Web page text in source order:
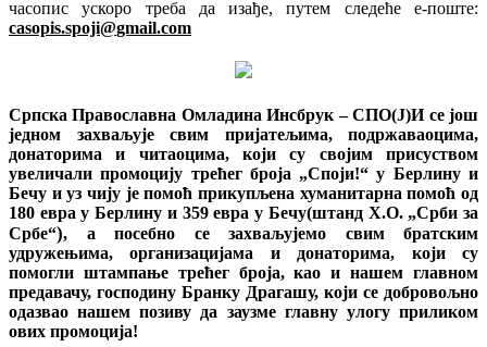
часопис ускоро треба да изађе, путем следеће е-поште:
casopis.spoji@gmail.com
Српска Православна Омладина Инсбрук – СПО(Ј)И се још
једном захваљује свим пријатељима, подржаваоцима,
донаторима и читаоцима, који су својим присуством
увеличали промоцију трећег броја „Споји!“ у Берлину и
Бечу и уз чију је помоћ прикупљена хуманитарна помоћ од
180 евра у Берлину и 359евра у Бечу(штанд Х.О. „Срби за
Србе“), а посебно се захваљујемо свим братским
удружењима, организацијама и донаторима, који су
помогли штампање трећег броја, као и нашем главном
предавачу, господину Бранку Драгашу, који се добровољно
одазвао нашем позиву да заузме главну улогу приликом
ових промоција!